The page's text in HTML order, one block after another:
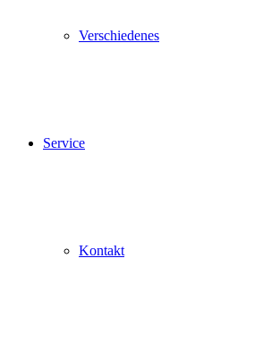
Verschiedenes
Service
Kontakt